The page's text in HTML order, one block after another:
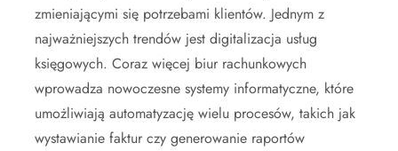
zmieniającymi się potrzebami klientów. Jednym z
najważniejszych trendów jest digitalizacja usług
księgowych. Coraz więcej biur rachunkowych
wprowadza nowoczesne systemy informatyczne, które
umożliwiają automatyzację wielu procesów, takich jak
wystawianie faktur czy generowanie raportów